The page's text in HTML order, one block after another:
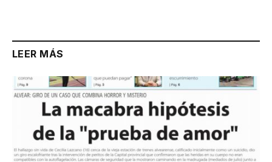
LEER MÁS